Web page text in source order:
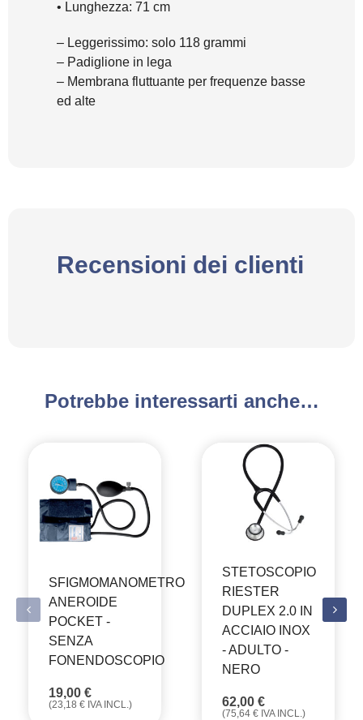
• Lunghezza: 71 cm
– Leggerissimo: solo 118 grammi
– Padiglione in lega
– Membrana fluttuante per frequenze basse
ed alte
Recensioni dei clienti
Potrebbe interessarti anche…
SFIGMOMANOMETRO
ANEROIDE
POCKET -
SENZA
FONENDOSCOPIO
19,00 €
(23,18 € IVA INCL.)
STETOSCOPIO
RIESTER
DUPLEX 2.0 IN
ACCIAIO INOX
- ADULTO -
NERO
62,00 €
(75,64 € IVA INCL.)